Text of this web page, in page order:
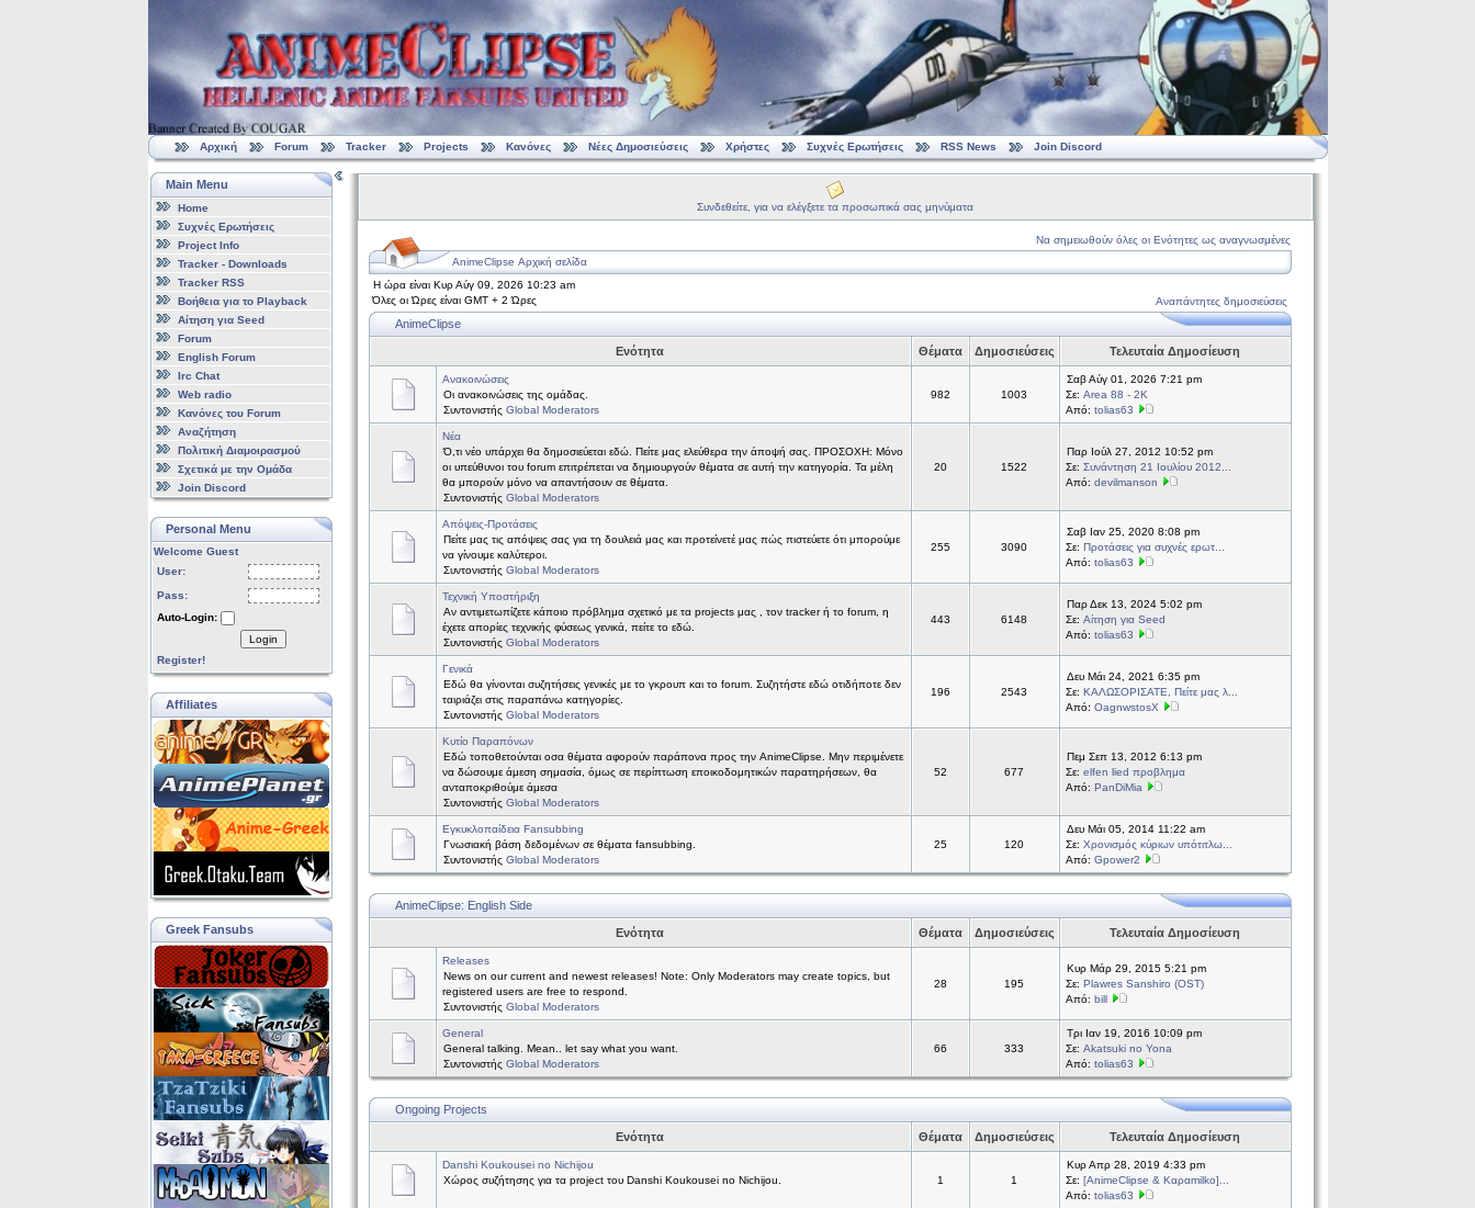
Αρχική Forum Tracker Projects Κανόνες Νέες Δημοσιεύσεις Χρήστες Συχνές Ερωτήσεις RSS News Join Discord
Main Menu
Home
Συχνές Ερωτήσεις
Project Info
Tracker - Downloads
Tracker RSS
Βοήθεια για το Playback
Αίτηση για Seed
Forum
English Forum
Irc Chat
Web radio
Κανόνες του Forum
Αναζήτηση
Πολιτική Διαμοιρασμού
Σχετικά με την Ομάδα
Join Discord
Personal Menu
Welcome Guest
User:
Pass:
Auto-Login:
Login
Register!
Affiliates
Greek Fansubs
Συνδεθείτε, για να ελέγξετε τα προσωπικά σας μηνύματα
Να σημειωθούν όλες οι Ενότητες ως αναγνωσμένες
AnimeClipse Αρχική σελίδα
Η ώρα είναι Κυρ Αύγ 09, 2026 10:23 am
Όλες οι Ώρες είναι GMT + 2 Ώρες
Αναπάντητες δημοσιεύσεις
AnimeClipse
Ενότητα Θέματα Δημοσιεύσεις Τελευταία Δημοσίευση
Ανακοινώσεις
Οι ανακοινώσεις της ομάδας.
Συντονιστής Global Moderators
982 1003
Σαβ Αύγ 01, 2026 7:21 pm
Σε: Area 88 - 2K
Από: tolias63
Νέα
Ό,τι νέο υπάρχει θα δημοσιεύεται εδώ. Πείτε μας ελεύθερα την άποψή σας. ΠΡΟΣΟΧΗ: Μόνο
οι υπεύθυνοι του forum επιτρέπεται να δημιουργούν θέματα σε αυτή την κατηγορία. Τα μέλη
θα μπορούν μόνο να απαντήσουν σε θέματα.
Συντονιστής Global Moderators
20 1522
Παρ Ιούλ 27, 2012 10:52 pm
Σε: Συνάντηση 21 Ιουλίου 2012...
Από: devilmanson
Απόψεις-Προτάσεις
Πείτε μας τις απόψεις σας για τη δουλειά μας και προτείνετέ μας πώς πιστεύετε ότι μπορούμε
να γίνουμε καλύτεροι.
Συντονιστής Global Moderators
255 3090
Σαβ Ιαν 25, 2020 8:08 pm
Σε: Προτάσεις για συχνές ερωτ...
Από: tolias63
Τεχνική Υποστήριξη
Αν αντιμετωπίζετε κάποιο πρόβλημα σχετικό με τα projects μας , τον tracker ή το forum, η
έχετε απορίες τεχνικής φύσεως γενικά, πείτε το εδώ.
Συντονιστής Global Moderators
443 6148
Παρ Δεκ 13, 2024 5:02 pm
Σε: Αίτηση για Seed
Από: tolias63
Γενικά
Εδώ θα γίνονται συζητήσεις γενικές με το γκρουπ και το forum. Συζητήστε εδώ οτιδήποτε δεν
ταιριάζει στις παραπάνω κατηγορίες.
Συντονιστής Global Moderators
196 2543
Δευ Μάι 24, 2021 6:35 pm
Σε: ΚΑΛΩΣΟΡΙΣΑΤΕ, Πείτε μας λ...
Από: OagnwstosX
Κυτίο Παραπόνων
Εδώ τοποθετούνται οσα θέματα αφορούν παράπονα προς την AnimeClipse. Μην περιμένετε
να δώσουμε άμεση σημασία, όμως σε περίπτωση εποικοδομητικών παρατηρήσεων, θα
ανταποκριθούμε άμεσα
Συντονιστής Global Moderators
52 677
Πεμ Σεπ 13, 2012 6:13 pm
Σε: elfen lied προβλημα
Από: PanDiMia
Εγκυκλοπαίδεια Fansubbing
Γνωσιακή βάση δεδομένων σε θέματα fansubbing.
Συντονιστής Global Moderators
25 120
Δευ Μάι 05, 2014 11:22 am
Σε: Χρονισμός κύριων υπότιτλω...
Από: Gpower2
AnimeClipse: English Side
Ενότητα Θέματα Δημοσιεύσεις Τελευταία Δημοσίευση
Releases
News on our current and newest releases! Note: Only Moderators may create topics, but
registered users are free to respond.
Συντονιστής Global Moderators
28 195
Κυρ Μάρ 29, 2015 5:21 pm
Σε: Plawres Sanshiro (OST)
Από: bill
General
General talking. Mean.. let say what you want.
Συντονιστής Global Moderators
66 333
Τρι Ιαν 19, 2016 10:09 pm
Σε: Akatsuki no Yona
Από: tolias63
Ongoing Projects
Ενότητα Θέματα Δημοσιεύσεις Τελευταία Δημοσίευση
Danshi Koukousei no Nichijou
Χώρος συζήτησης για τα project του Danshi Koukousei no Nichijou.
1 1
Κυρ Απρ 28, 2019 4:33 pm
Σε: [AnimeClipse & Καραmilko]...
Από: tolias63